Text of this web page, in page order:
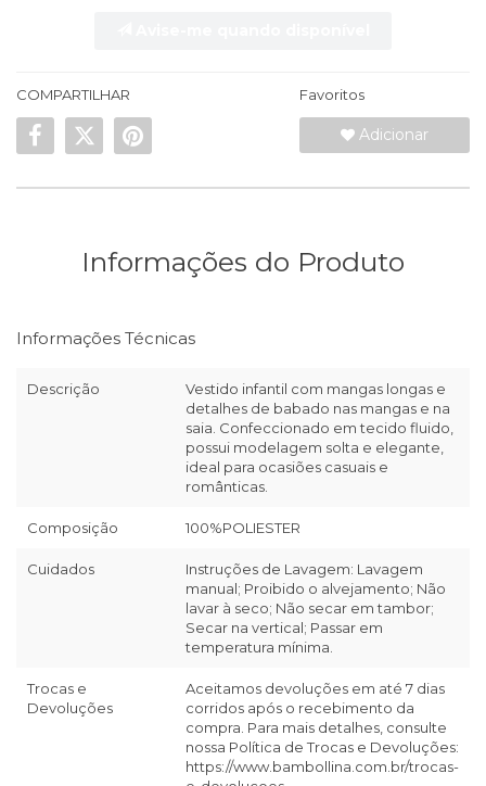
COMPARTILHAR Favoritos
Adicionar
Informações do Produto
Informações Técnicas
Descrição
Vestido infantil com mangas longas e
detalhes de babado nas mangas e na
saia. Confeccionado em tecido fluido,
possui modelagem solta e elegante,
ideal para ocasiões casuais e
românticas.
Composição 100%POLIESTER
Cuidados
Instruções de Lavagem: Lavagem
manual; Proibido o alvejamento; Não
lavar à seco; Não secar em tambor;
Secar na vertical; Passar em
temperatura mínima.
Trocas e
Devoluções
Aceitamos devoluções em até 7 dias
corridos após o recebimento da
compra. Para mais detalhes, consulte
nossa Política de Trocas e Devoluções:
https://www.bambollina.com.br/trocas-